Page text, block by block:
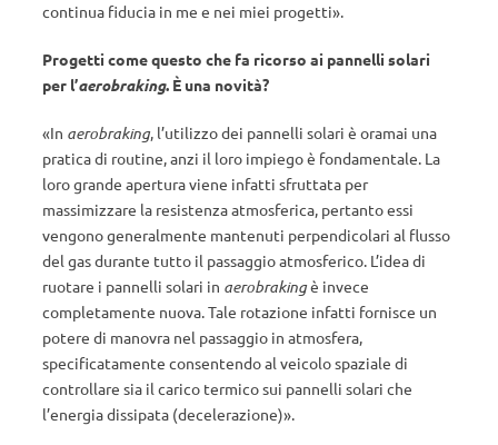
continua fiducia in me e nei miei progetti».
Progetti come questo che fa ricorso ai pannelli solari
per l’aerobraking. È una novità?
«In aerobraking, l’utilizzo dei pannelli solari è oramai una
pratica di routine, anzi il loro impiego è fondamentale. La
loro grande apertura viene infatti sfruttata per
massimizzare la resistenza atmosferica, pertanto essi
vengono generalmente mantenuti perpendicolari al flusso
del gas durante tutto il passaggio atmosferico. L’idea di
ruotare i pannelli solari in aerobrakingè invece
completamente nuova. Tale rotazione infatti fornisce un
potere di manovra nel passaggio in atmosfera,
specificatamente consentendo al veicolo spaziale di
controllare sia il carico termico sui pannelli solari che
l’energia dissipata (decelerazione)».